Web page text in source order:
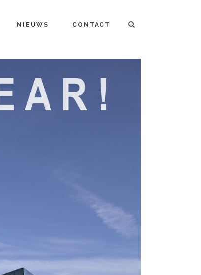
NIEUWS CONTACT